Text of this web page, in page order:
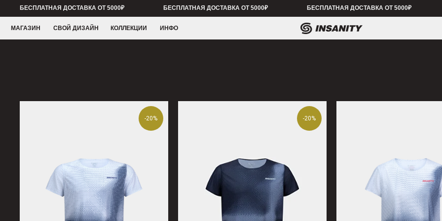
МАГАЗИН
БЕСПЛАТНАЯ ДОСТАВКА ОТ 5000₽
СВОЙ ДИЗАЙН ИНФО
КОЛЛЕКЦИИ
БЕСПЛАТНАЯ ДОСТАВКА ОТ 5000₽ БЕСПЛАТНАЯ ДОСТАВКА ОТ 5000₽ БЕСПЛАТНАЯ
-20% -20%